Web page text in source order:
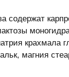
со­держат
крахмала
магния